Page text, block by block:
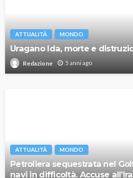
ATTUALITÀ MONDO
Uragano Ida, morte e
Redazione 5 anni ago
ATTUALITÀ MONDO
Petroliera sequestrata nel
navi in difficoltà. Accuse